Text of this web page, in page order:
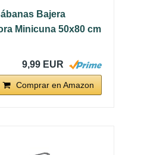
Bajera
Minicuna 50x80 cm
9,99 EUR
Comprar en Amazon